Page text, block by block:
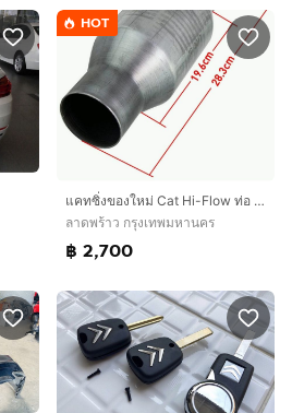
HOT
แคทซิ่งของใหม่ Cat Hi-Flow ท่อ Catalytic แคทตาไลติก ขนาด 2.5”
ลาดพร้าว กรุงเทพมหานคร
฿ 2,700